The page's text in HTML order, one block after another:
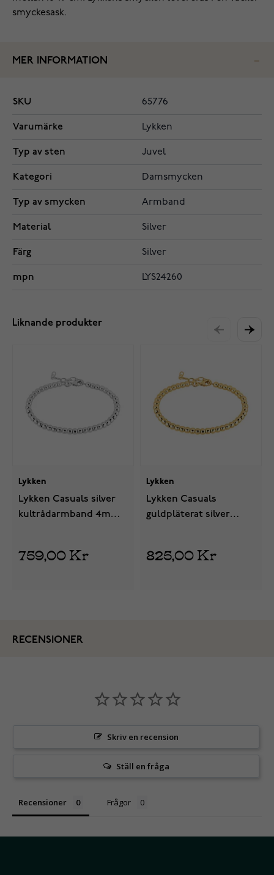
smyckesask.
MER INFORMATION
SKU 65776
Varumärke Lykken
Typ av sten Juvel
Kategori Damsmycken
Typ av smycken Armband
Material Silver
Färg Silver
mpn LYS24260
Liknande produkter
Lykken
Lykken Casuals silver
kultrådarmband 4mm
759,00 Kr
Lykken
Lykken Casuals
guldpläterat silver
825,00 Kr
RECENSIONER
Skriv en recension
Ställ en fråga
Recensioner Frågor